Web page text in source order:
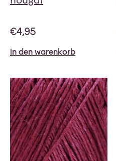
€4,95
in den warenkorb